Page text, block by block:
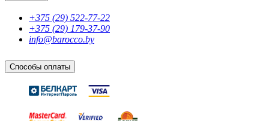
+375 (29) 522-77-22
+375 (29) 179-37-90
info@barocco.by
Способы оплаты